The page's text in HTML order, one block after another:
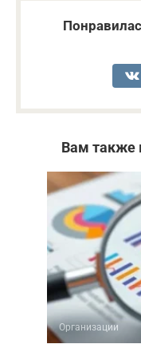
Вам также
Организации